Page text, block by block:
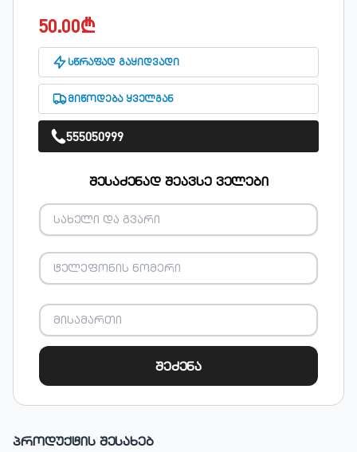
50.00₾
სწრაფად გაყიდვადი
მიწოდება ყველგან
555050999
შესაძენად შეავსე ველები
შეძენა
პროდუქტის შესახებ